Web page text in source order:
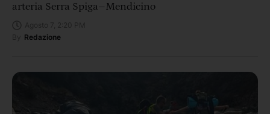
arteria Serra Spiga–Mendicino
Redazione